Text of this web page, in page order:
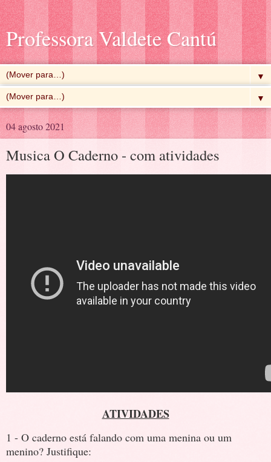
Professora Valdete Cantú
▼
▼
04 agosto 2021
Musica O Caderno - com atividades
ATIVIDADES
1 - O caderno está falando com uma menina ou um
menino? Justifique: